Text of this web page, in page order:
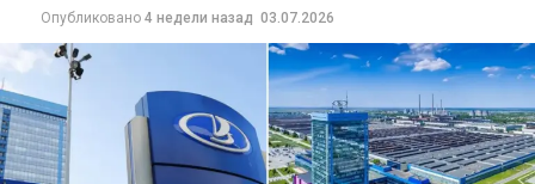
Опубликовано 4 недели назад 03.07.2026